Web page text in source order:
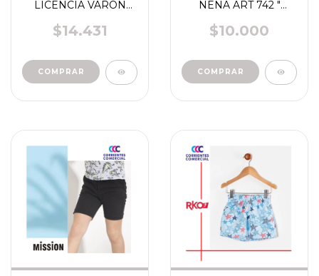
LICENCIA VARON
LTC1004 " ELY"
$14.431
NENA ART 742 "
PROMOCION
$10.000
COMPRAR